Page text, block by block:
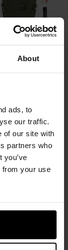
About
ads, to
our traffic.
of our site with
partners who
you’ve
from your use
рюкзак Brytzky
ціна
9 566,79 грн
КОШИКА